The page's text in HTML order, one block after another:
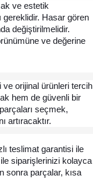
ve estetik
değiştirilmelidir.
ve değerine
ve orijinal ürünleri tercih
hem de güvenli bir
seçmek,
artıracaktır.
teslimat garantisi ile
siparişlerinizi kolayca
sonra parçalar, kısa